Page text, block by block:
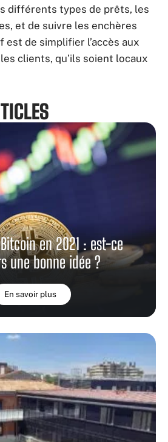
différents types de prêts, les
et de suivre les enchères
est de simplifier l’accès aux
clients, qu’ils soient locaux
en 2021 : est-ce
une bonne idée ?
En savoir plus